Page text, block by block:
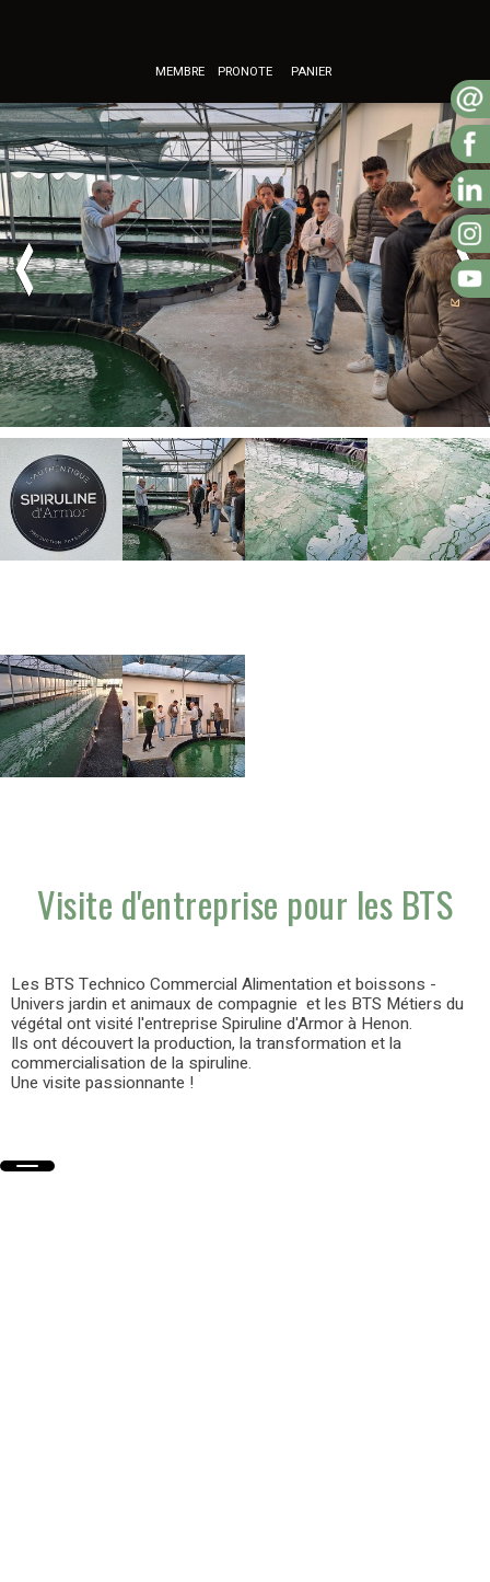
MEMBRE PRONOTE PANIER
Visite d'entreprise pour les BTS
Les BTS Technico Commercial Alimentation et boissons -
Univers jardin et animaux de compagnie et les BTS Métiers du
végétal ont visité l'entreprise Spiruline d'Armor à Henon.
Ils ont découvert la production, la transformation et la
commercialisation de la spiruline.
Une visite passionnante !